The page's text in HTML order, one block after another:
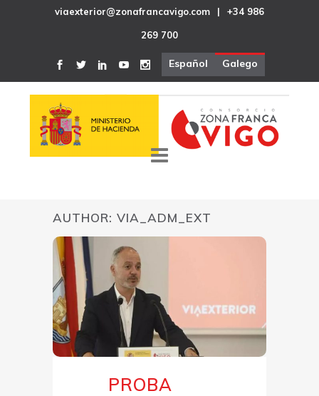
viaexterior@zonafrancavigo.com | +34 986
269 700
Español Galego
AUTHOR: VIA_ADM_EXT
PROBA